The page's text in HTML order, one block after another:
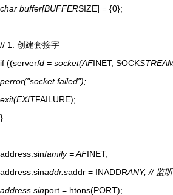
char buffer[BUFFERSIZE] = {0};
// 1. 创建套接字
if ((serverfd = socket(AFINET, SOCK
perror("socket failed");
exit(EXITFAILURE);
}
address.sinfamily = AFINET;
address.sinaddr.saddr = INADDRANY; // 监
address.sinport = htons(PORT);